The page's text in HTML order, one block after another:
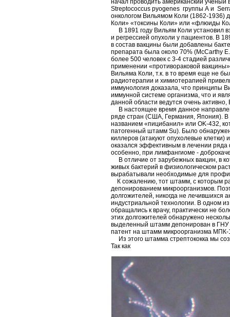
Streptococcus pyogenes группы А и
онкологом Вильямом Коли (1862-1936)
Коли» «токсины Коли» или «флюиды
В 1891 году Вильям Коли установил
и регрессией опухоли у пациентов. В
в состав вакцины были добавлены
препарата была около 70% (McCarthy
более 500 человек с 3-4 стадией
применении «противораковой
Вильяма Коли, т.к. в то время еще не
радиотерапии и химиотерапией
иммунология доказала, что принципы
иммунной системе организма, что и
данной области ведутся очень
В настоящее время данное
ряде стран (США, Германия, Япония). В
названием «пицибанил» или OK-432,
патогенный штамм Su). Было
киллеров (атакуют опухолевые
оказался эффективным в лечении ряда
особенно, при лимфангиоме -
В отличие от зарубежных вакцин, в
живых бактерий в физиологическом
вырабатывали необходимые для
К сожалению, тот штамм, с которым
депонированием микроорганизмов.
долгожителей, никогда не лечившихся
индустриальной технологии. В одном
обращались к врачу, практически не
этих долгожителей обнаружено
выделенный штамм депонирован в ГНУ
патент на штамм микроорганизма
Из этого штамма стрептококка мы
Так как